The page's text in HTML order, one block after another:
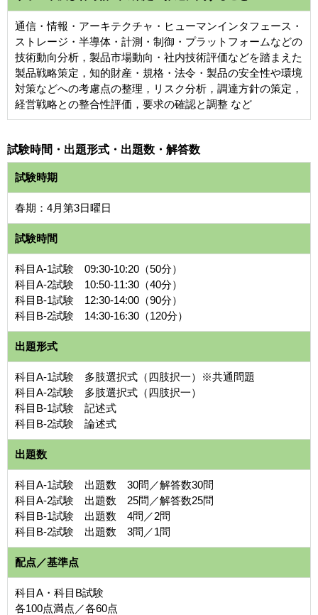
通信・情報・アーキテクチャ・ヒューマンインタフェース・
ストレージ・半導体・計測・制御・プラットフォームなどの
技術動向分析，製品市場動向・社内技術評価などを踏まえた
製品戦略策定，知的財産・規格・法令・製品の安全性や環境
対策などへの考慮点の整理，リスク分析，調達方針の策定，
経営戦略との整合性評価，要求の確認と調整 など
試験時間・出題形式・出題数・解答数
試験時期
春期：4月第3日曜日
試験時間
科目A-1試験 09:30-10:20（50分）
科目A-2試験 10:50-11:30（40分）
科目B-1試験 12:30-14:00（90分）
科目B-2試験 14:30-16:30（120分）
出題形式
科目A-1試験 多肢選択式（四肢択一）※共通問題
科目A-2試験 多肢選択式（四肢択一）
科目B-1試験 記述式
科目B-2試験 論述式
出題数
科目A-1試験 出題数 30問／解答数30問
科目A-2試験 出題数 25問／解答数25問
科目B-1試験 出題数 4問／2問
科目B-2試験 出題数 3問／1問
配点／基準点
科目A・科目B試験
各100点満点／各60点